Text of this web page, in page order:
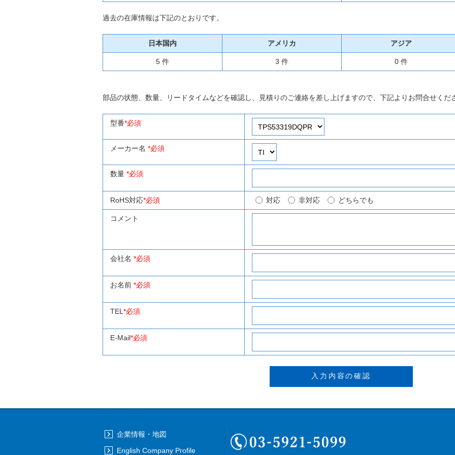
過去の在庫情報は下記のとおりです。
日本国内 アメリカ アジア
5 件 3 件 0 件
部品の状態、数量、リードタイムなどを確認し、見積りのご連絡を差し上げますので、下記よりお問合せくだ
型番*必須
メーカー名 *必須
数量 *必須
RoHS対応*必須 対応 非対応 どちらでも
コメント
会社名 *必須
お名前 *必須
TEL *必須
E-Mail*必須
企業情報・地図
English Company Profile